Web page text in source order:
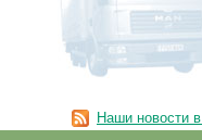
Наши новости